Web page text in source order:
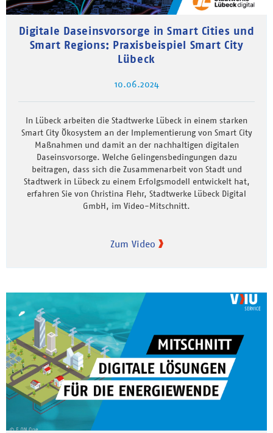
Digitale Daseinsvorsorge in Smart Cities und
Smart Regions: Praxisbeispiel Smart City
Lübeck
10.06.2024
In Lübeck arbeiten die Stadtwerke Lübeck in einem starken
Smart City Ökosystem an der Implementierung von Smart City
Maßnahmen und damit an der nachhaltigen digitalen
Daseinsvorsorge. Welche Gelingensbedingungen dazu
beitragen, dass sich die Zusammenarbeit von Stadt und
Stadtwerk in Lübeck zu einem Erfolgsmodell entwickelt hat,
erfahren Sie von Christina Flehr, Stadtwerke Lübeck Digital
GmbH, im Video-Mitschnitt.
Zum Video